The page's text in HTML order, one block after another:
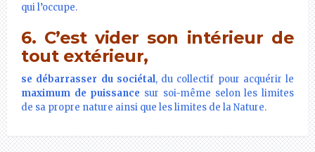
qui l’occupe.
6. C’est vider son intérieur de
tout extérieur,
se débarrasser du sociétal, du collectif pour acquérir le
maximum de puissance sur soi-même selon les limites
de sa propre nature ainsi que les limites de la Nature.